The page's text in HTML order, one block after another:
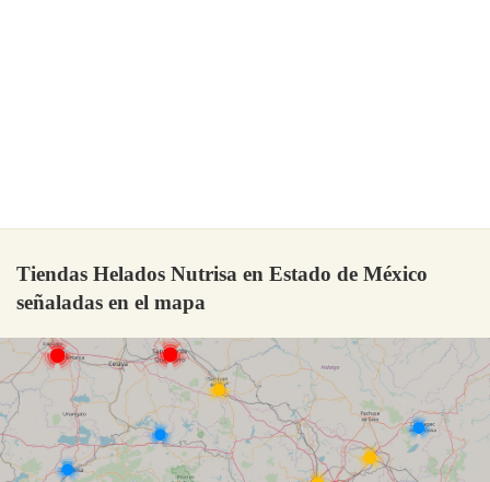
Tiendas Helados Nutrisa en Estado de México
señaladas en el mapa